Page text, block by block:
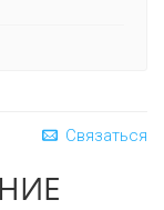
Связаться